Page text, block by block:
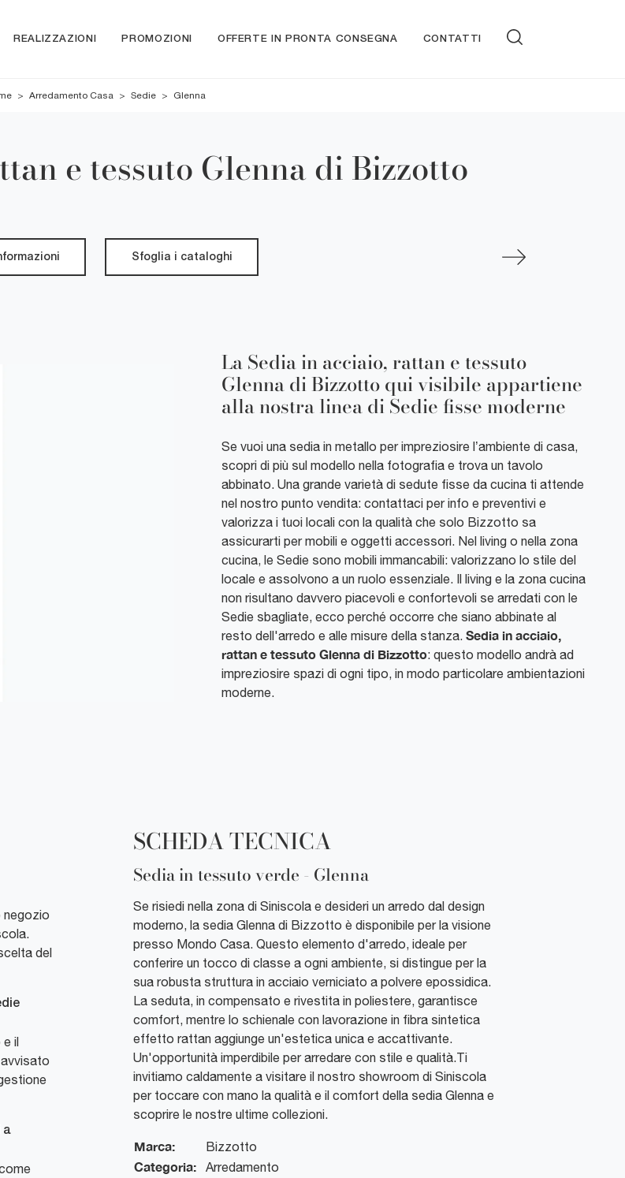
REALIZZAZIONI PROMOZIONI OFFERTE IN PRONTA CONSEGNA CONTATTI
> Arredamento Casa > Sedie > Glenna
e tessuto Glenna di Bizzotto
Sfoglia i cataloghi
La Sedia in acciaio, rattan e tessuto
Glenna di Bizzotto qui visibile appartiene
alla nostra linea di Sedie fisse moderne
Se vuoi una sedia in metallo per impreziosire l’ambiente di casa,
scopri di più sul modello nella fotografia e trova un tavolo
abbinato. Una grande varietà di sedute fisse da cucina ti attende
nel nostro punto vendita: contattaci per info e preventivi e
valorizza i tuoi locali con la qualità che solo Bizzotto sa
assicurarti per mobili e oggetti accessori. Nel living o nella zona
cucina, le Sedie sono mobili immancabili: valorizzano lo stile del
locale e assolvono a un ruolo essenziale. Il living e la zona cucina
non risultano davvero piacevoli e confortevoli se arredati con le
Sedie sbagliate, ecco perché occorre che siano abbinate al
resto dell'arredo e alle misure della stanza. Sedia in acciaio,
rattan e tessuto Glenna di Bizzotto: questo modello andrà ad
impreziosire spazi di ogni tipo, in modo particolare ambientazioni
moderne.
negozio
del
e il
a
SCHEDA TECNICA
Sedia in tessuto verde - Glenna
Se risiedi nella zona di Siniscola e desideri un arredo dal design
moderno, la sedia Glenna di Bizzotto è disponibile per la visione
presso Mondo Casa. Questo elemento d'arredo, ideale per
conferire un tocco di classe a ogni ambiente, si distingue per la
sua robusta struttura in acciaio verniciato a polvere epossidica.
La seduta, in compensato e rivestita in poliestere, garantisce
comfort, mentre lo schienale con lavorazione in fibra sintetica
effetto rattan aggiunge un'estetica unica e accattivante.
Un'opportunità imperdibile per arredare con stile e qualità.Ti
invitiamo caldamente a visitare il nostro showroom di Siniscola
per toccare con mano la qualità e il comfort della sedia Glenna e
scoprire le nostre ultime collezioni.
Marca: Bizzotto
Categoria: Arredamento